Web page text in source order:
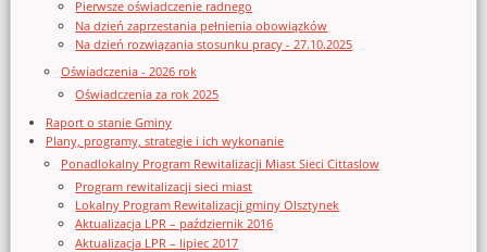
Pierwsze oświadczenie radnego
Na dzień zaprzestania pełnienia obowiązków
Na dzień rozwiązania stosunku pracy - 27.10.2025
Oświadczenia - 2026 rok
Oświadczenia za rok 2025
Raport o stanie Gminy
Plany, programy, strategie i ich wykonanie
Ponadlokalny Program Rewitalizacji Miast Sieci Cittaslow
Program rewitalizacji sieci miast
Lokalny Program Rewitalizacji gminy Olsztynek
Aktualizacja LPR – październik 2016
Aktualizacja LPR – lipiec 2017